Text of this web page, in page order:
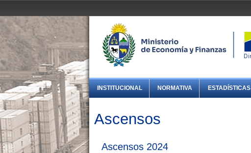
INSTITUCIONAL NORMATIVA ESTADÍSTICAS
Ascensos
Ascensos 2024